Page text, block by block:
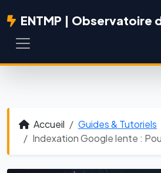
ENTMP | Observatoire
Accueil
Guides & Tutoriels
Indexation Google lente : Pourquoi 2026